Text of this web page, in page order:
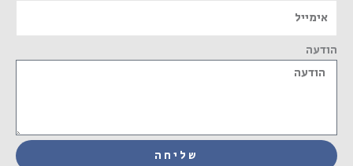
הודעה
שליחה